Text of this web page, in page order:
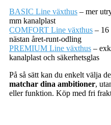
BASIC Line växthus – mer
mm kanalplast
COMFORT Line växthus – 16
nästan året-runt-odling
PREMIUM Line växthus –
kanalplast och säkerhetsglas
På så sätt kan du enkelt välja
matchar dina ambitioner,
eller funktion. Köp med fri